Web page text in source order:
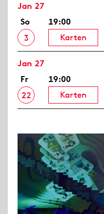
Jan 27
So
3
19:00
Karten
Jan 27
Fr
22
19:00
Karten